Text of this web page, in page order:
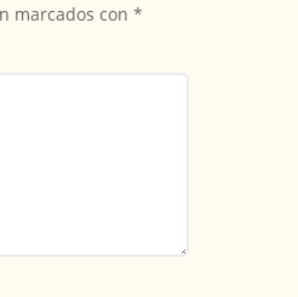
marcados con *